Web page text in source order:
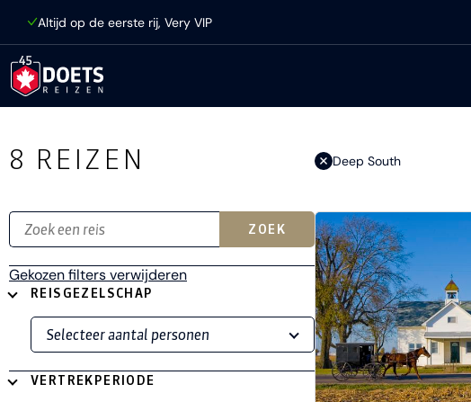
Altijd op de eerste rij, Very VIP
Ga direct naar resultaten
8 REIZEN
ZOEK
Gekozen filters verwijderen
REISGEZELSCHAP
VERTREKPERIODE
Deep South